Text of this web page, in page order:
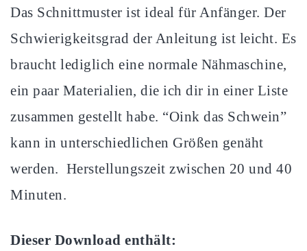
Das Schnittmuster ist ideal für Anfänger. Der
Schwierigkeitsgrad der Anleitung ist leicht. Es
braucht lediglich eine normale Nähmaschine,
ein paar Materialien, die ich dir in einer Liste
zusammen gestellt habe. “Oink das Schwein”
kann in unterschiedlichen Größen genäht
werden. Herstellungszeit zwischen 20 und 40
Minuten.
Dieser Download enthält: